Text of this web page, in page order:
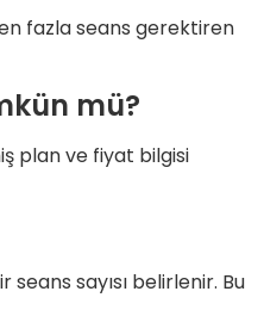
fazla seans gerektiren
mü?
plan ve fiyat bilgisi
sayısı belirlenir. Bu